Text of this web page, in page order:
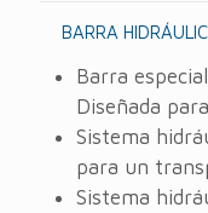
BARRA
Barra
Diseñada
Sistema
para un
Sistema